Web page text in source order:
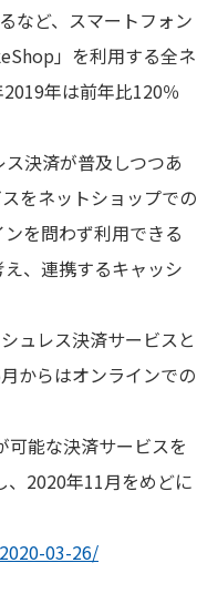
など、スマートフォン
」を利用する全ネ
年は前年比120％
決済が普及しつつあ
をネットショップでの
を問わず利用できる
、連携するキャッシ
ュレス決済サービスと
からはオンラインでの
能な決済サービスを
、2020年11月をめどに
03-26/